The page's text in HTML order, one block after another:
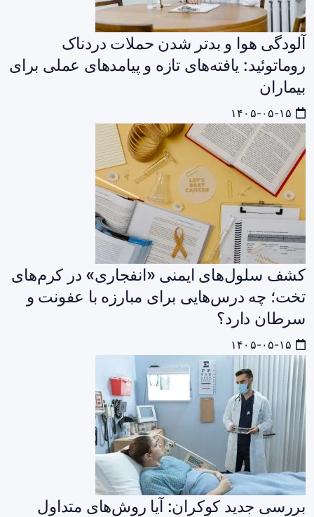
آلودگی هوا و بدتر شدن حملات دردناک
روماتوئید: یافته‌های تازه و پیامدهای عملی برای
بیماران
کشف سلول‌های ایمنی «انفجاری» در کرم‌های
تخت؛ چه درس‌هایی برای مبارزه با عفونت و
سرطان دارد؟
بررسی جدید کوکران: آیا روش‌های متداول